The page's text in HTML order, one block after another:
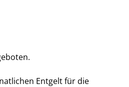
Entgelt für die